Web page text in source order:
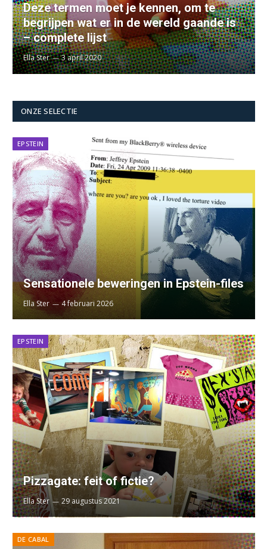
Deze termen moet je kennen, om te
begrijpen wat er in de wereld gaande is
– complete lijst
Ella Ster 3 april 2020
ONZE SELECTIE
EPSTEIN
Sensationele beweringen in Epstein-files
Ella Ster 4 februari 2026
EPSTEIN
Pizzagate: feit of fictie?
Ella Ster 29 augustus 2021
DE CABAL